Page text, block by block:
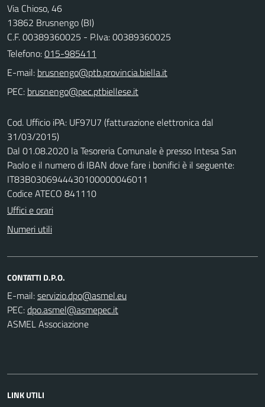
Via Chioso, 46
13862 Brusnengo (BI)
C.F. 00389360025 - P.Iva: 00389360025
Telefono:015-985411
E-mail:
PEC:
Cod. Ufficio iPA: UF97U7 (fatturazione elettronica dal
31/03/2015)
Dal 01.08.2020 la Tesoreria Comunale è presso Intesa San
Paolo e il numero di IBAN dove fare i bonifici è il seguente:
IT83B0306944430100000046011
Codice ATECO 841110
Uffici e orari
Numeri utili
CONTATTI D.P.O.
E-mail:
PEC:
ASMEL Associazione
LINK UTILI